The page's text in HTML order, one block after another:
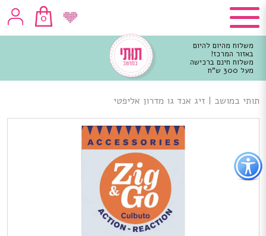
כפתור
לפתיחת
תפריט
נגישות
0
משלוח מהיום להיום
באזור המרכז!
משלוח חינם ברכישה
מעל 300 ש"ח
מרכזי
תותי במושב | זיג אנד גו מדרון אליפטי